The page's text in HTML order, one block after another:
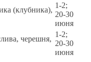
(клубника),
1-2;
20-30
июня
черешня,
1-2;
20-30
июня